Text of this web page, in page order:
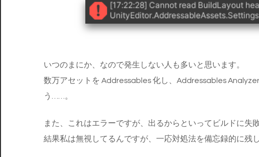
いつのまにか、なので発生しない人も多いと思います。
数万アセットを Addressables 化し、Addressables
う……。
また、これはエラーですが、出るからといってビルドに失
結果私は無視してるんですが、一応対処法を備忘録的に残